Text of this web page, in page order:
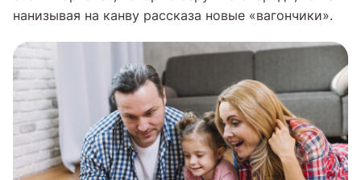
нанизывая на канву рассказа новые «вагончики».